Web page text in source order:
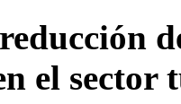
el sector